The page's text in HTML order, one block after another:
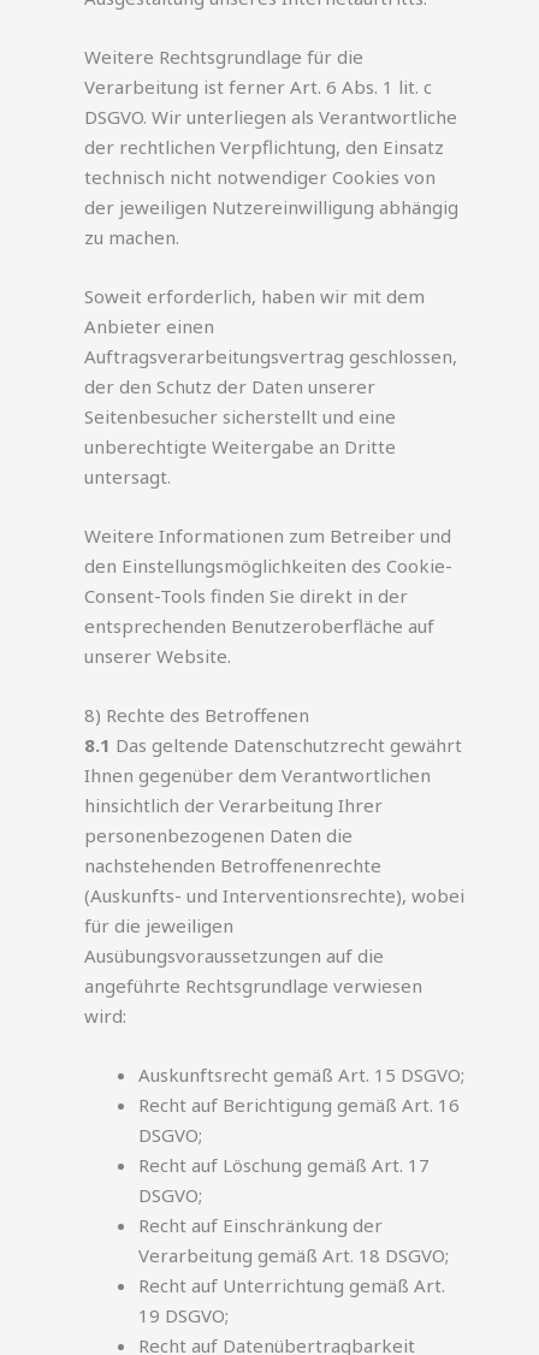
Weitere Rechtsgrundlage für die
Verarbeitung ist ferner Art. 6 Abs. 1 lit. c
DSGVO. Wir unterliegen als Verantwortliche
der rechtlichen Verpflichtung, den Einsatz
technisch nicht notwendiger Cookies von
der jeweiligen Nutzereinwilligung abhängig
zu machen.
Soweit erforderlich, haben wir mit dem
Anbieter einen
Auftragsverarbeitungsvertrag geschlossen,
der den Schutz der Daten unserer
Seitenbesucher sicherstellt und eine
unberechtigte Weitergabe an Dritte
untersagt.
Weitere Informationen zum Betreiber und
den Einstellungsmöglichkeiten des Cookie-
Consent-Tools finden Sie direkt in der
entsprechenden Benutzeroberfläche auf
unserer Website.
8) Rechte des Betroffenen
8.1 Das geltende Datenschutzrecht gewährt
Ihnen gegenüber dem Verantwortlichen
hinsichtlich der Verarbeitung Ihrer
personenbezogenen Daten die
nachstehenden Betroffenenrechte
(Auskunfts- und Interventionsrechte), wobei
für die jeweiligen
Ausübungsvoraussetzungen auf die
angeführte Rechtsgrundlage verwiesen
wird:
Auskunftsrecht gemäß Art. 15 DSGVO;
Recht auf Berichtigung gemäß Art. 16
DSGVO;
Recht auf Löschung gemäß Art. 17
DSGVO;
Recht auf Einschränkung der
Verarbeitung gemäß Art. 18 DSGVO;
Recht auf Unterrichtung gemäß Art.
19 DSGVO;
Recht auf Datenübertragbarkeit